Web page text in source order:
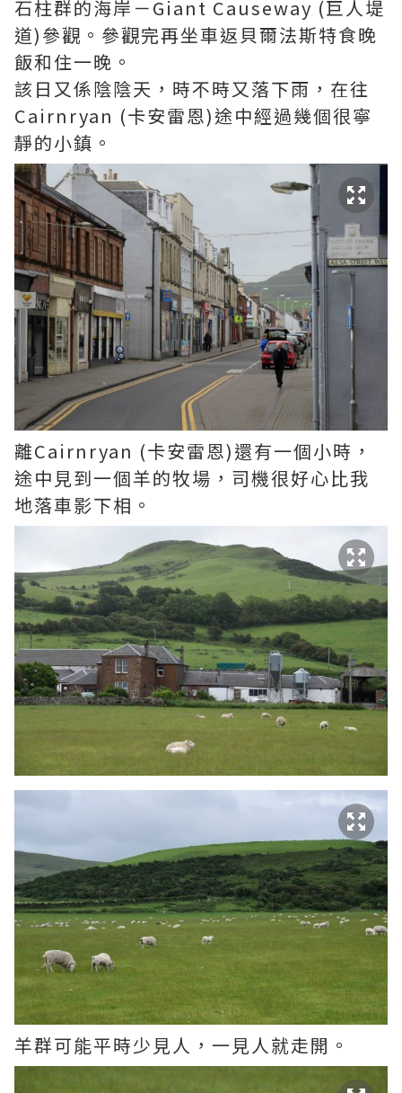
石柱群的海岸－Giant Causeway (巨人堤
道)參觀。參觀完再坐車返貝爾法斯特食晚
飯和住一晚。
該日又係陰陰天，時不時又落下雨，在往
Cairnryan (卡安雷恩)途中經過幾個很寧
靜的小鎮。
離Cairnryan (卡安雷恩)還有一個小時，
途中見到一個羊的牧場，司機很好心比我
地落車影下相。
羊群可能平時少見人，一見人就走開。